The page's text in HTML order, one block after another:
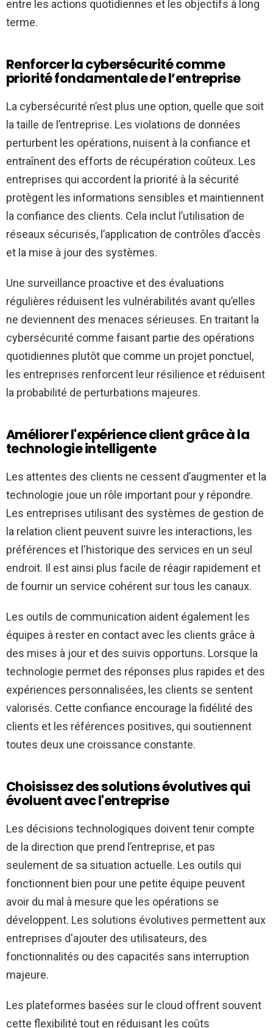
entre les actions quotidiennes et les objectifs à long
terme.
Renforcer la cybersécurité comme
priorité fondamentale de l’entreprise
La cybersécurité n’est plus une option, quelle que soit
la taille de l’entreprise. Les violations de données
perturbent les opérations, nuisent à la confiance et
entraînent des efforts de récupération coûteux. Les
entreprises qui accordent la priorité à la sécurité
protègent les informations sensibles et maintiennent
la confiance des clients. Cela inclut l’utilisation de
réseaux sécurisés, l’application de contrôles d’accès
et la mise à jour des systèmes.
Une surveillance proactive et des évaluations
régulières réduisent les vulnérabilités avant qu’elles
ne deviennent des menaces sérieuses. En traitant la
cybersécurité comme faisant partie des opérations
quotidiennes plutôt que comme un projet ponctuel,
les entreprises renforcent leur résilience et réduisent
la probabilité de perturbations majeures.
Améliorer l'expérience client grâce à la
technologie intelligente
Les attentes des clients ne cessent d’augmenter et la
technologie joue un rôle important pour y répondre.
Les entreprises utilisant des systèmes de gestion de
la relation client peuvent suivre les interactions, les
préférences et l'historique des services en un seul
endroit. Il est ainsi plus facile de réagir rapidement et
de fournir un service cohérent sur tous les canaux.
Les outils de communication aident également les
équipes à rester en contact avec les clients grâce à
des mises à jour et des suivis opportuns. Lorsque la
technologie permet des réponses plus rapides et des
expériences personnalisées, les clients se sentent
valorisés. Cette confiance encourage la fidélité des
clients et les références positives, qui soutiennent
toutes deux une croissance constante.
Choisissez des solutions évolutives qui
évoluent avec l'entreprise
Les décisions technologiques doivent tenir compte
de la direction que prend l’entreprise, et pas
seulement de sa situation actuelle. Les outils qui
fonctionnent bien pour une petite équipe peuvent
avoir du mal à mesure que les opérations se
développent. Les solutions évolutives permettent aux
entreprises d'ajouter des utilisateurs, des
fonctionnalités ou des capacités sans interruption
majeure.
Les plateformes basées sur le cloud offrent souvent
cette flexibilité tout en réduisant les coûts